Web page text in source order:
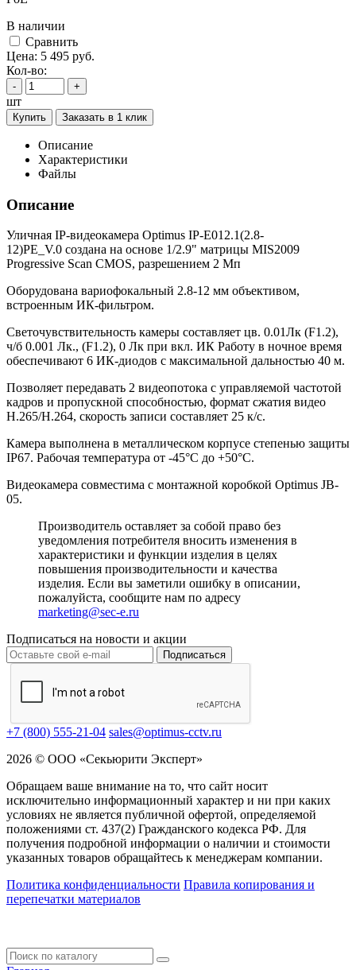
В наличии
Cравнить
Цена: 5 495 руб.
Кол-во:
- +
шт
Купить Заказать в 1 клик
Описание
Характеристики
Файлы
Описание
Уличная IP-видеокамера Optimus IP-E012.1(2.8-
12)PE_V.0 создана на основе 1/2.9" матрицы MIS2009
Progressive Scan CMOS, разрешением 2 Мп
Оборудована вариофокальный 2.8-12 мм объективом,
встроенным ИК-фильтром.
Светочувствительность камеры составляет цв. 0.01Лк (F1.2),
ч/б 0.001 Лк., (F1.2), 0 Лк при вкл. ИК Работу в ночное время
обеспечивают 6 ИК-диодов с максимальной дальностью 40 м.
Позволяет передавать 2 видеопотока с управляемой частотой
кадров и пропускной способностью, формат сжатия видео
H.265/H.264, скорость записи составляет 25 к/с.
Камера выполнена в металлическом корпусе степенью защиты
IP67. Рабочая температура от -45°С до +50°С.
Видеокамера совместима с монтажной коробкой Optimus JB-
05.
Производитель оставляет за собой право без
уведомления потребителя вносить изменения в
характеристики и функции изделия в целях
повышения производительности и качества
изделия. Если вы заметили ошибку в описании,
пожалуйста, сообщите нам по адресу
marketing@sec-e.ru
Подписаться на новости и акции
Подписаться
+7 (800) 555-21-04 sales@optimus-cctv.ru
2026 © ООО «Секьюрити Эксперт»
Обращаем ваше внимание на то, что сайт носит
исключительно информационный характер и ни при каких
условиях не является публичной офертой, определяемой
положениями ст. 437(2) Гражданского кодекса РФ. Для
получения подробной информации о наличии и стоимости
указанных товаров обращайтесь к менеджерам компании.
Политика конфиденциальности Правила копирования и
перепечатки материалов